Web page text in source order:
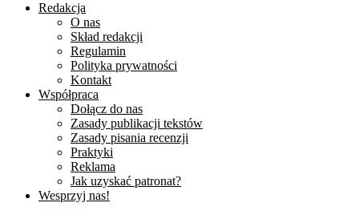
Redakcja
O nas
Skład redakcji
Regulamin
Polityka prywatności
Kontakt
Współpraca
Dołącz do nas
Zasady publikacji tekstów
Zasady pisania recenzji
Praktyki
Reklama
Jak uzyskać patronat?
Wesprzyj nas!